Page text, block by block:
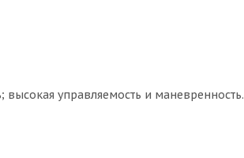
управляемость и маневренность.